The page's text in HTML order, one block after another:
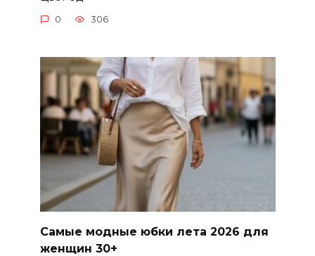
0 306
Самые модные юбки лета 2026 для
женщин 30+